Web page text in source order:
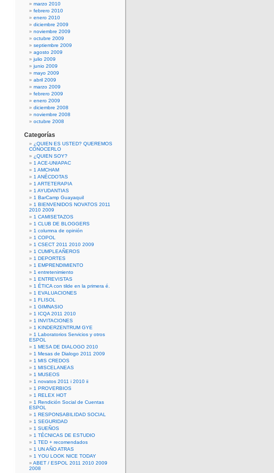
marzo 2010
febrero 2010
enero 2010
diciembre 2009
noviembre 2009
octubre 2009
septiembre 2009
agosto 2009
julio 2009
junio 2009
mayo 2009
abril 2009
marzo 2009
febrero 2009
enero 2009
diciembre 2008
noviembre 2008
octubre 2008
Categorías
¿QUIEN ES USTED? QUEREMOS
CONOCERLO
¿QUIEN SOY?
1 ACE-UNIAPAC
1 AMCHAM
1 ANÉCDOTAS
1 ARTETERAPIA
1 AYUDANTIAS
1 BarCamp Guayaquil
1 BIENVENIDOS NOVATOS 2011
2010 2009
1 CAMISETAZOS
1 CLUB DE BLOGGERS
1 columna de opinión
1 COPOL
1 CSECT 2011 2010 2009
1 CUMPLEAÑEROS
1 DEPORTES
1 EMPRENDIMIENTO
1 entretenimiento
1 ENTREVISTAS
1 ÉTICA con tilde en la primera é.
1 EVALUACIONES
1 FLISOL
1 GIMNASIO
1 ICQA 2011 2010
1 INVITACIONES
1 KINDERZENTRUM GYE
1 Laboratorios Servicios y otros
ESPOL
1 MESA DE DIALOGO 2010
1 Mesas de Dialogo 2011 2009
1 MIS CREDOS
1 MISCELANEAS
1 MUSEOS
1 novatos 2011 i 2010 ii
1 PROVERBIOS
1 RELEX HOT
1 Rendición Social de Cuentas
ESPOL
1 RESPONSABILIDAD SOCIAL
1 SEGURIDAD
1 SUEÑOS
1 TÉCNICAS DE ESTUDIO
1 TED + recomendados
1 UN AÑO ATRAS
1 YOU LOOK NICE TODAY
ABET / ESPOL 2011 2010 2009
2008